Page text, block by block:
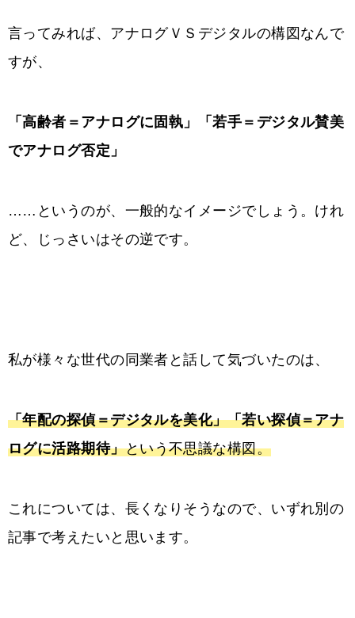
言ってみれば、アナログＶＳデジタルの構図なんで
すが、
「高齢者＝アナログに固執」「若手＝デジタル賛美
でアナログ否定」
……というのが、一般的なイメージでしょう。けれ
ど、じっさいはその逆です。
私が様々な世代の同業者と話して気づいたのは、
「年配の探偵＝デジタルを美化」「若い探偵＝アナ
ログに活路期待」という不思議な構図。
これについては、長くなりそうなので、いずれ別の
記事で考えたいと思います。